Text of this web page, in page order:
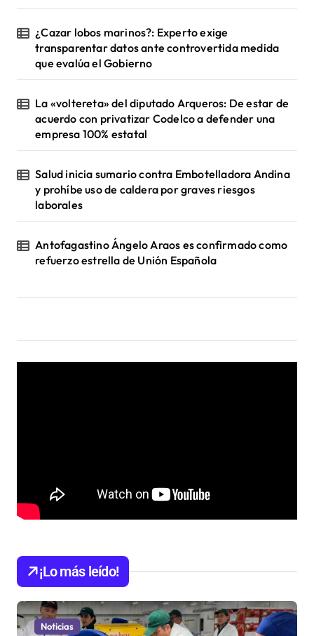
¿Cazar lobos marinos?: Experto exige
transparentar datos ante controvertida medida
que evalúa el Gobierno
La «voltereta» del diputado Arqueros: De estar de
acuerdo con privatizar Codelco a defender una
empresa 100% estatal
Salud inicia sumario contra Embotelladora Andina
y prohíbe uso de caldera por graves riesgos
laborales
Antofagastino Ángelo Araos es confirmado como
refuerzo estrella de Unión Española
¡Lo más leído!
Noticias